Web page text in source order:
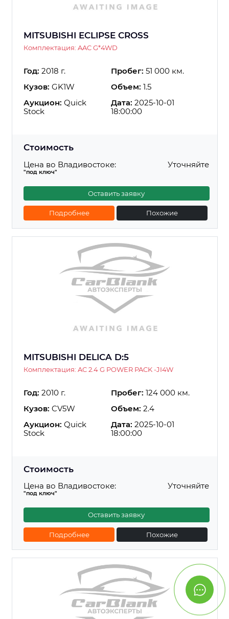
MITSUBISHI ECLIPSE CROSS
Комплектация: AAC G*4WD
Год: 2018 г. Пробег: 51 000 км.
Кузов: GK1W Объем: 1.5
Аукцион: Quick
Stock
Дата: 2025-10-01
18:00:00
Стоимость
Цена во Владивостоке:
"под ключ"
Уточняйте
Оставить заявку
Подробнее Похожие
MITSUBISHI DELICA D:5
Комплектация: AC 2.4 G POWER PACK -JI4W
Год: 2010 г. Пробег: 124 000 км.
Кузов: CV5W Объем: 2.4
Аукцион: Quick
Stock
Дата: 2025-10-01
18:00:00
Стоимость
Цена во Владивостоке:
"под ключ"
Уточняйте
Оставить заявку
Подробнее Похожие